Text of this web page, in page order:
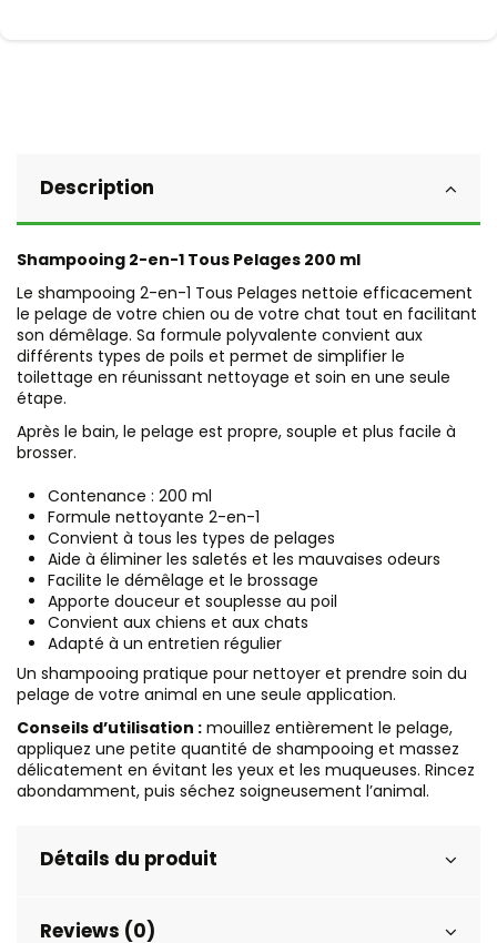
Description
Shampooing 2-en-1 Tous Pelages 200 ml
Le shampooing 2-en-1 Tous Pelages nettoie efficacement
le pelage de votre chien ou de votre chat tout en facilitant
son démêlage. Sa formule polyvalente convient aux
différents types de poils et permet de simplifier le
toilettage en réunissant nettoyage et soin en une seule
étape.
Après le bain, le pelage est propre, souple et plus facile à
brosser.
Contenance : 200 ml
Formule nettoyante 2-en-1
Convient à tous les types de pelages
Aide à éliminer les saletés et les mauvaises odeurs
Facilite le démêlage et le brossage
Apporte douceur et souplesse au poil
Convient aux chiens et aux chats
Adapté à un entretien régulier
Un shampooing pratique pour nettoyer et prendre soin du
pelage de votre animal en une seule application.
Conseils d’utilisation : mouillez entièrement le pelage,
appliquez une petite quantité de shampooing et massez
délicatement en évitant les yeux et les muqueuses. Rincez
abondamment, puis séchez soigneusement l’animal.
Détails du produit
Reviews (0)